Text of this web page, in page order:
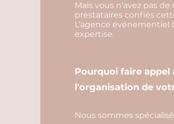
Mais vous n’avez pas
prestataires confiés
L’agence
expertise.
Pourquoi faire appel
l'organisation de
Nous sommes